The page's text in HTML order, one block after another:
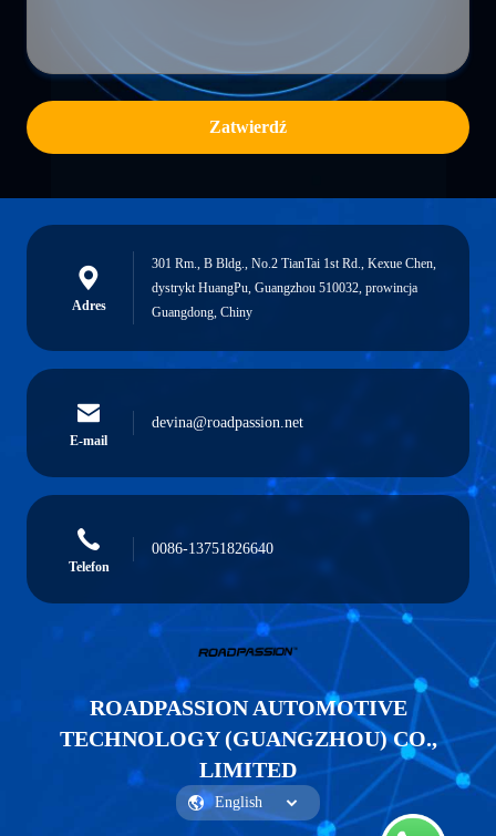
Zatwierdź
Adres
301 Rm., B Bldg., No.2 TianTai 1st Rd., Kexue Chen,
dystrykt HuangPu, Guangzhou 510032, prowincja
Guangdong, Chiny
E-mail
devina@roadpassion.net
Telefon
0086-13751826640
ROADPASSION AUTOMOTIVE
TECHNOLOGY (GUANGZHOU) CO.,
LIMITED